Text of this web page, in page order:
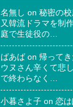
名無し on 秘密の校
又韓流ドラマを制
庭で生徒役の…
ばあば on 帰って
ウヌさん辛くて悲
で終わらなく…
小暮さよ子 on 恋